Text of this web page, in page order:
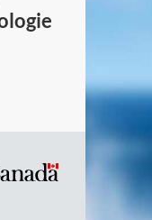
Symbole